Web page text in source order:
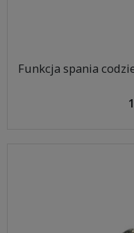
Funkcja spania